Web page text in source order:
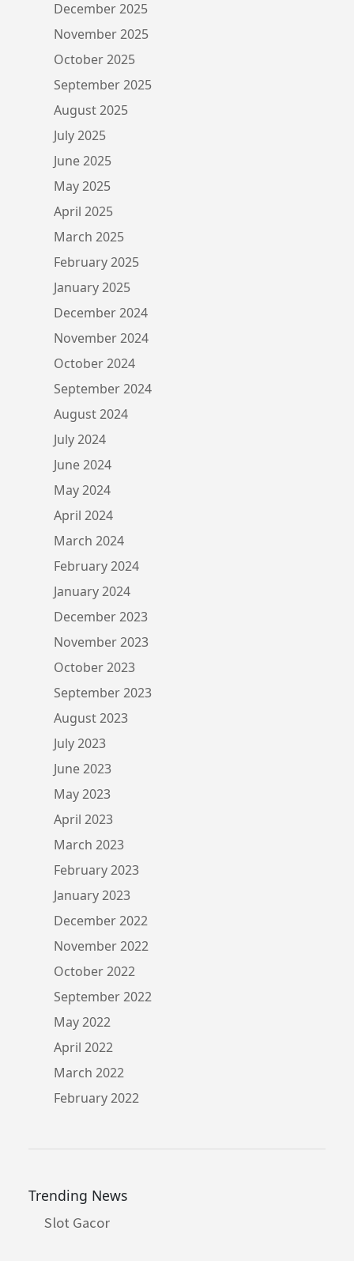
December 2025
November 2025
October 2025
September 2025
August 2025
July 2025
June 2025
May 2025
April 2025
March 2025
February 2025
January 2025
December 2024
November 2024
October 2024
September 2024
August 2024
July 2024
June 2024
May 2024
April 2024
March 2024
February 2024
January 2024
December 2023
November 2023
October 2023
September 2023
August 2023
July 2023
June 2023
May 2023
April 2023
March 2023
February 2023
January 2023
December 2022
November 2022
October 2022
September 2022
May 2022
April 2022
March 2022
February 2022
Trending News
Slot Gacor